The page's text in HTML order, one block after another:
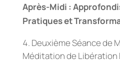
Après-Midi :
Pratiques et
Deuxième Séance de
Méditation de